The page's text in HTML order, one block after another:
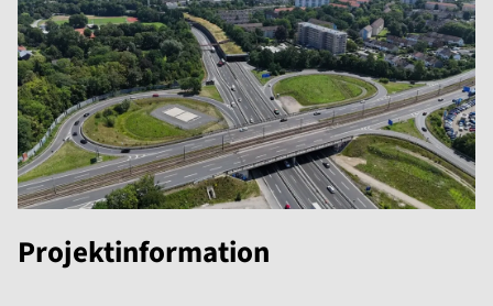
Projektinformation